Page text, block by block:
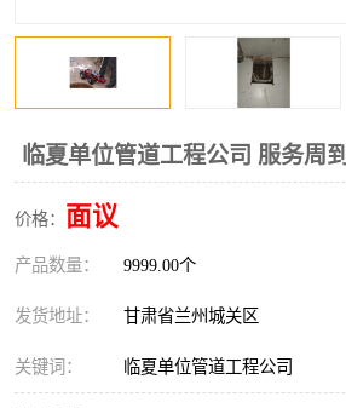
临夏单位管道工程公司 服务周到
价格： 面议
产品数量： 9999.00个
发货地址： 甘肃省兰州城关区
关键词： 临夏单位管道工程公司